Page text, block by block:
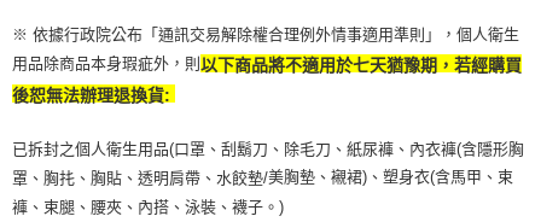
恩沛科技股份有限公司將有權停止該用戶之使用額度並採取法律行動。
※ 依據行政院公布「通訊交易解除權合理例外情事適用準則」，個人衛生
用品除商品本身瑕疵外，則 以下商品將不適用於七天猶豫期，若經購買
後恕無法辦理退換貨:
已拆封之個人衛生用品(口罩、刮鬍刀、除毛刀、紙尿褲、內衣褲(含隱形胸
罩、胸扥、胸貼、透明肩帶、水餃墊/美胸墊、襯裙)、塑身衣(含馬甲、束
褲、束腿、腰夾、內搭、泳裝、襪子。)